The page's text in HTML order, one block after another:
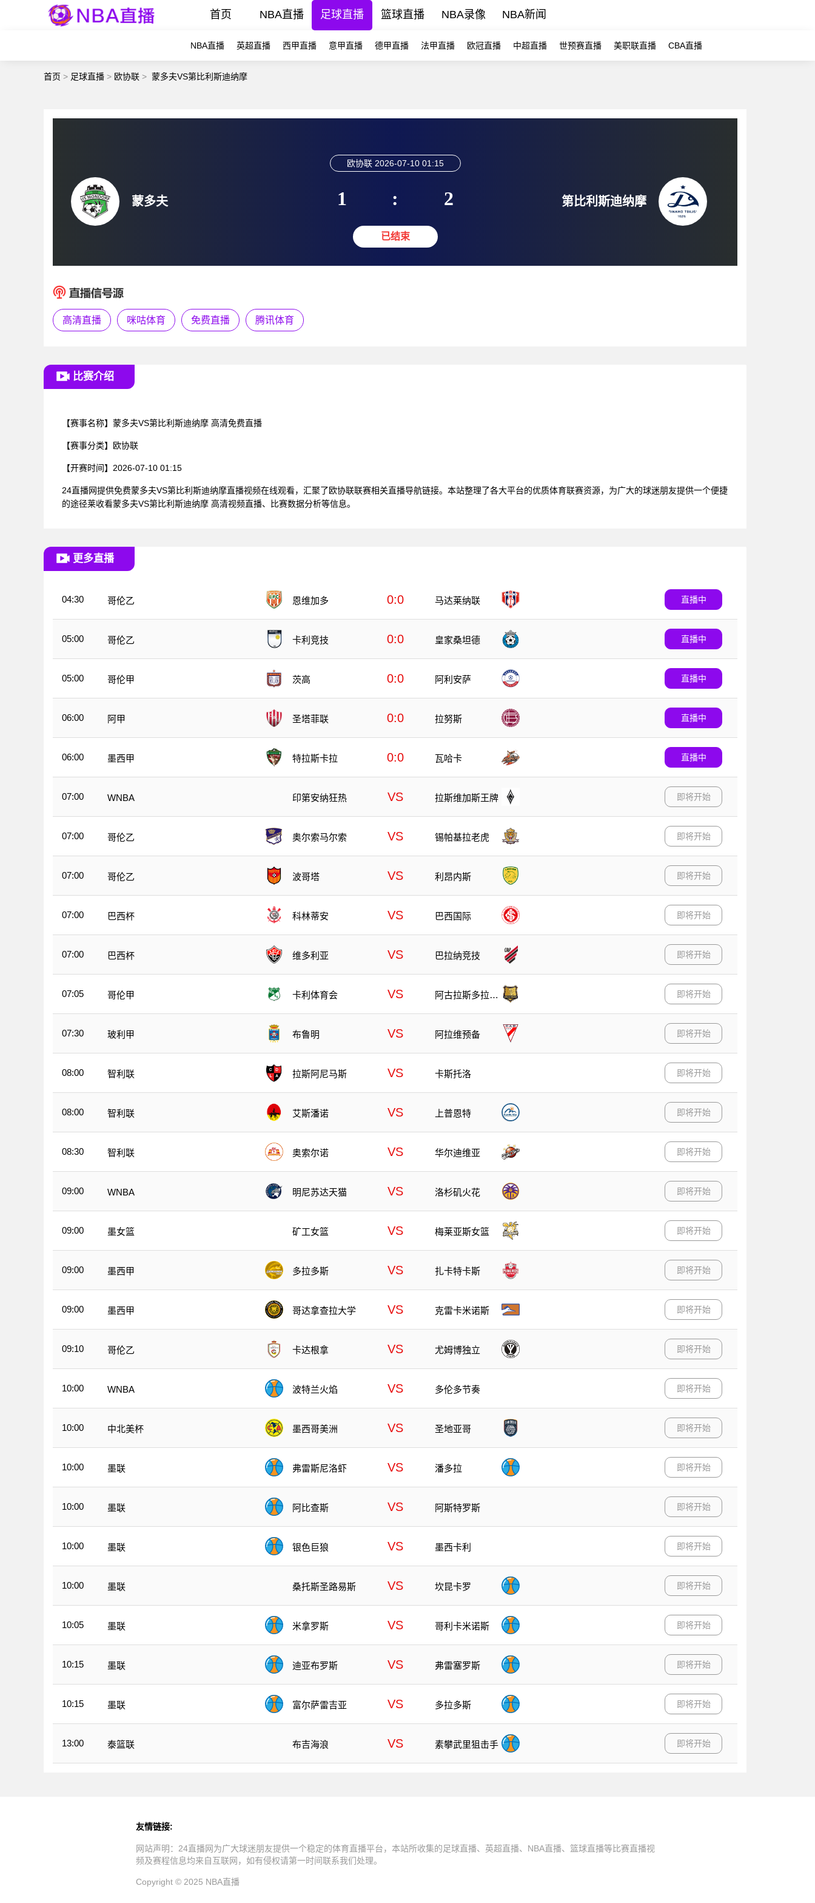
首页 NBA直播 足球直播 篮球直播 NBA录像 NBA新闻
NBA直播 英超直播 西甲直播 意甲直播 德甲直播 法甲直播 欧冠直播 中超直播 世预赛直播 美职联直播 CBA直播
首页 > 足球直播 > 欧协联 > 蒙多夫VS第比利斯迪纳摩
蒙多夫
欧协联 2026-07-10 01:15
1 : 2
已结束
第比利斯迪纳摩
高清直播 咪咕体育 免费直播 腾讯体育
比赛介绍
【赛事名称】 蒙多夫VS第比利斯迪纳摩 高清免费直播
【赛事分类】 欧协联
【开赛时间】 2026-07-10 01:15
24直播网提供免费蒙多夫VS第比利斯迪纳摩直播视频在线观看，汇聚了欧协联联赛相关直播导航链接。本站整理了各大平台的优质体育联赛资源，为广大的球迷朋友提供一个便捷
的途径莱收看蒙多夫VS第比利斯迪纳摩 高清视频直播、比赛数据分析等信息。
更多直播
04:30 哥伦乙 恩维加多 0:0 马达莱纳联 直播中
05:00 哥伦乙 卡利竞技 0:0 皇家桑坦德 直播中
05:00 哥伦甲 茨高 0:0 阿利安萨 直播中
06:00 阿甲 圣塔菲联 0:0 拉努斯 直播中
06:00 墨西甲 特拉斯卡拉 0:0 瓦哈卡 直播中
07:00 WNBA 印第安纳狂热 VS 拉斯维加斯王牌 即将开始
07:00 哥伦乙 奥尔索马尔索 VS 锡帕基拉老虎 即将开始
07:00 哥伦乙 波哥塔 VS 利昂内斯 即将开始
07:00 巴西杯 科林蒂安 VS 巴西国际 即将开始
07:00 巴西杯 维多利亚 VS 巴拉纳竞技 即将开始
07:05 哥伦甲 卡利体育会 VS
阿古拉斯多拉达
即将开始
07:30 玻利甲 布鲁明 VS 阿拉维预备 即将开始
08:00 智利联 拉斯阿尼马斯 VS 卡斯托洛 即将开始
08:00 智利联 艾斯潘诺 VS 上普恩特 即将开始
08:30 智利联 奥索尔诺 VS 华尔迪维亚 即将开始
09:00 WNBA 明尼苏达天猫 VS 洛杉矶火花 即将开始
09:00 墨女篮 矿工女篮 VS 梅莱亚斯女篮 即将开始
09:00 墨西甲 多拉多斯 VS 扎卡特卡斯 即将开始
09:00 墨西甲 哥达拿查拉大学 VS 克雷卡米诺斯 即将开始
09:10 哥伦乙 卡达根拿 VS 尤姆博独立 即将开始
10:00 WNBA 波特兰火焰 VS 多伦多节奏 即将开始
10:00 中北美杯 墨西哥美洲 VS 圣地亚哥 即将开始
10:00 墨联 弗雷斯尼洛虾 VS 潘多拉 即将开始
10:00 墨联 阿比查斯 VS 阿斯特罗斯 即将开始
10:00 墨联 银色巨狼 VS 墨西卡利 即将开始
10:00 墨联 桑托斯圣路易斯 VS 坎昆卡罗 即将开始
10:05 墨联 米拿罗斯 VS 哥利卡米诺斯 即将开始
10:15 墨联 迪亚布罗斯 VS 弗雷塞罗斯 即将开始
10:15 墨联 富尔萨雷吉亚 VS 多拉多斯 即将开始
13:00 泰篮联 布吉海浪 VS 素攀武里狙击手 即将开始
友情链接:
网站声明：24直播网为广大球迷朋友提供一个稳定的体育直播平台，本站所收集的足球直播、英超直播、NBA直播、篮球直播等比赛直播视
频及赛程信息均来自互联网，如有侵权请第一时间联系我们处理。
Copyright © 2025 NBA直播